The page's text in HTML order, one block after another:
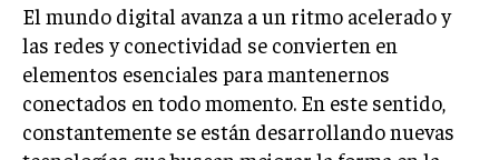
El mundo digital avanza a un ritmo acelerado y
las redes y conectividad se convierten en
elementos esenciales para mantenernos
conectados en todo momento. En este sentido,
constantemente se están desarrollando nuevas